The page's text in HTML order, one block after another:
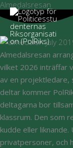
Hoppa
till
innehåll
Almedalsresan
Almedalsresan
vilket 2026 inträffar
av en projektledare,
deltar kommer
deltagarna bor
klassrum. Den som
kudde eller
privatpersoner, och